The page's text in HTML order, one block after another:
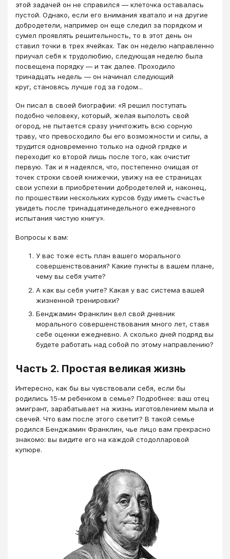
этой задачей он не справился — клеточка оставалась
пустой. Однако, если его внимания хватало и на другие
добродетели, например он еще следил за порядком и
сумел проявлять решительность, то в этот день он
ставил точки в трех ячейках. Так он неделю направленно
приучал себя к трудолюбию, следующая неделю была
посвещена порядку — и так далее. Проходило
тринадцать недель — он начинал следующий
круг, становясь лучше год за годом...
Он писал в своей биографии: «Я решил поступать
подобно человеку, который, желая выполоть свой
огород, не пытается сразу уничтожить всю сорную
траву, что превосходило бы его возможности и силы, а
трудится одновременно только на одной грядке и
переходит ко второй лишь после того, как очистит
первую. Так и я надеялся, что, постепенно очищая от
точек строки своей книжечки, увижу на ее страницах
свои успехи в приобретении добродетелей и, наконец,
по прошествии нескольких курсов буду иметь счастье
увидеть после тринадцатинедельного ежедневного
испытания чистую книгу».
Вопросы к вам:
У вас тоже есть план вашего морального
совершенствования? Какие пункты в вашем плане,
чему вы себя учите?
А как вы себя учите? Какая у вас система вашей
жизненной тренировки?
Бенджамин Франклин вел свой дневник
морального совершенствования много лет, ставя
себе оценки ежедневно. А сколько дней подряд вы
будете работать над собой по этому направлению?
Часть 2. Простая великая жизнь
Интересно, как бы вы чувствовали себя, если бы
родились 15-м ребенком в семье? Подробнее: ваш отец
эмигрант, зарабатывает на жизнь изготовлением мыла и
свечей. Что вам после этого светит? В такой семье
родился Бенджамин Франклин, чье лицо вам прекрасно
знакомо: вы видите его на каждой стодолларовой
купюре.